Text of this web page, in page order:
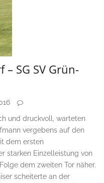
– SG SV Grün-
und druckvoll, warteten
vergebens auf den
dem ersten
starken Einzelleistung von
dem zweiten Tor näher.
scheiterte an der